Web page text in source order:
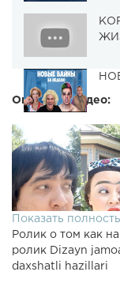
Описание видео:
Показать
Ролик о том как
ролик Dizayn
daxshatli hazillari